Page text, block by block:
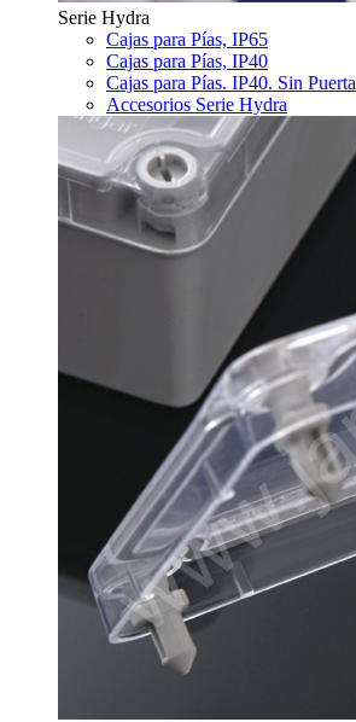
Serie Hydra
Cajas para Pías, IP65
Cajas para Pías, IP40
Cajas para Pías. IP40. Sin Puerta
Accesorios Serie Hydra